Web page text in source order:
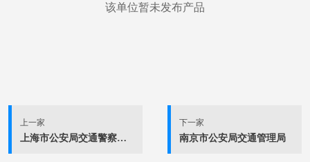
该单位暂未发布产品
上一家
上海市公安局交通警察总队
下一家
南京市公安局交通管理局